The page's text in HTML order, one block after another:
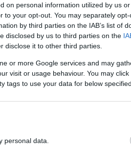
on personal information utilized by us
to your opt-out. You may separately
by third parties on the IAB’s list of
disclosed by us to third parties on the
disclose it to other third parties.
or more Google services and may
visit or usage behaviour. You may
tags to use your data for below
personal data.